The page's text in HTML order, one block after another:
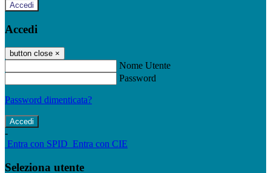
Accedi
Accedi
button close ×
Nome Utente
Password
Password dimenticata?
-
Entra con SPID Entra con CIE
Seleziona utente